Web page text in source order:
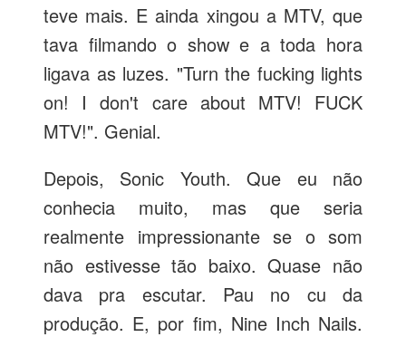
teve mais. E ainda xingou a MTV, que
tava filmando o show e a toda hora
ligava as luzes. "Turn the fucking lights
on! I don't care about MTV! FUCK
MTV!". Genial.
Depois, Sonic Youth. Que eu não
conhecia muito, mas que seria
realmente impressionante se o som
não estivesse tão baixo. Quase não
dava pra escutar. Pau no cu da
produção. E, por fim, Nine Inch Nails.